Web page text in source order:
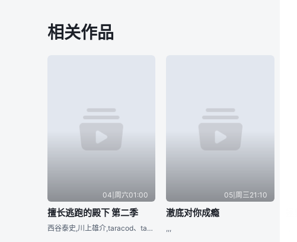
相关作品
04|周六01:00
擅长逃跑的殿下 第二季
西谷泰史,川上雄介,taracod、takao,小岛あゆみ
05|周三21:10
澈底对你成瘾
,,,